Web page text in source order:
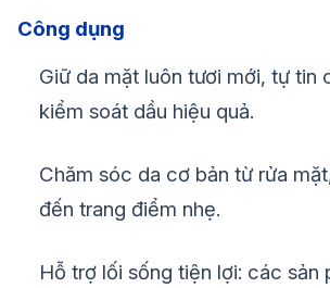
Công dụng
Giữ da mặt luôn tươi mới, tự tin
kiểm soát dầu hiệu quả.
Chăm sóc da cơ bản từ rửa
đến trang điểm nhẹ.
Hỗ trợ lối sống tiện lợi: các sản